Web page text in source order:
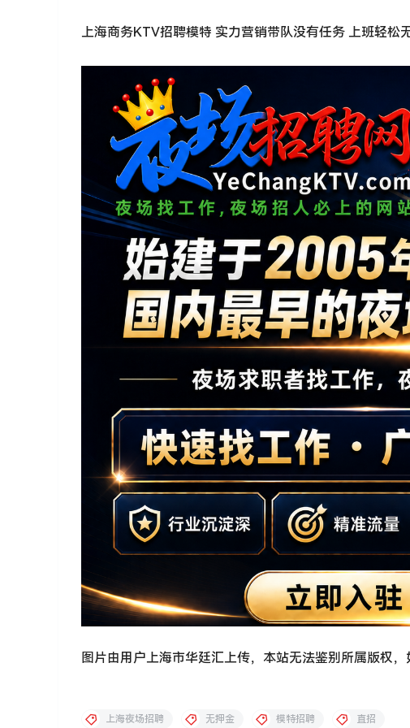
上海商务KTV招聘模特 实力营销带队没有任务 上班轻松
图片由用户上海市华廷汇上传，本站无法鉴别所属版权，
上海夜场招聘 无押金 模特招聘 直招